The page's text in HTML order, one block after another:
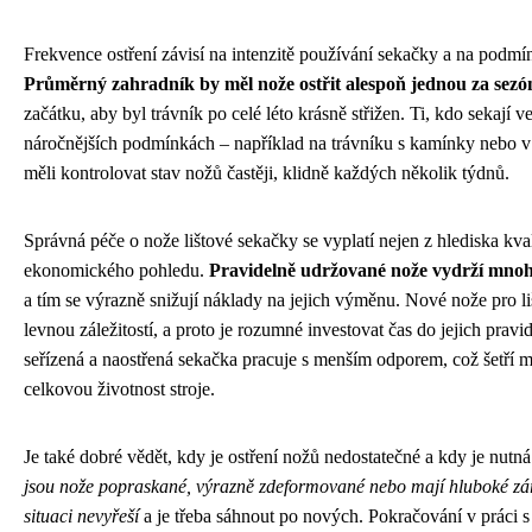
Frekvence ostření závisí na intenzitě používání sekačky a na
Průměrný zahradník by měl nože ostřit alespoň jednou za
začátku, aby byl trávník po celé léto krásně střižen. Ti, kdo sekají
náročnějších podmínkách – například na trávníku s kamínky nebo
měli kontrolovat stav nožů častěji, klidně každých několik týdnů.
Správná péče o nože lištové sekačky se vyplatí nejen z hlediska
ekonomického pohledu. Pravidelně udržované nože vydrží
a tím se výrazně snižují náklady na jejich výměnu. Nové nože pro
levnou záležitostí, a proto je rozumné investovat čas do jejich
seřízená a naostřená sekačka pracuje s menším odporem, což šetří
celkovou životnost stroje.
Je také dobré vědět, kdy je ostření nožů nedostatečné a kdy je
jsou nože popraskané, výrazně zdeformované nebo mají hluboké
situaci nevyřešía je třeba sáhnout po nových. Pokračování v práci